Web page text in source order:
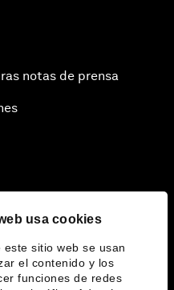
usa cookies
este sitio web se usan
el contenido y los
funciones de redes
notas de prensa